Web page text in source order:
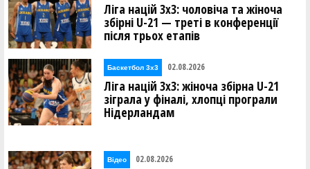
Ліга націй 3х3: чоловіча та жіноча
збірні U-21 — треті в конференції
після трьох етапів
Баскетбол 3х3 02.08.2026
Ліга націй 3х3: жіноча збірна U-21
зіграла у фіналі, хлопці програли
Нідерландам
Відео 02.08.2026